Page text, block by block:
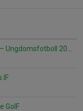
– Ungdomsfotboll 2014-2015
IF
GoIF